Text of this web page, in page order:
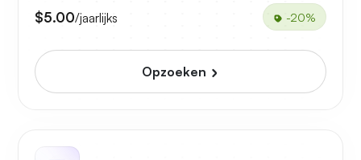
$5.00/jaarlijks -20%
Opzoeken